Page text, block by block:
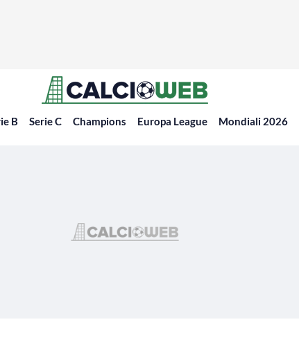
B Serie C Champions Europa League Mondiali 2026